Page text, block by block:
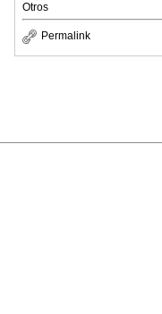
Otros
Permalink